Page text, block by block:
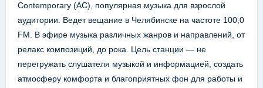
Contemporary (AC), популярная музыка для взрослой
аудитории. Ведет вещание в Челябинске на частоте 100,0
FM. В эфире музыка различных жанров и направлений, от
релакс композиций, до рока. Цель станции — не
перегружать слушателя музыкой и информацией, создать
атмосферу комфорта и благоприятных фон для работы и